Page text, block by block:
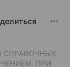
СПРАВОЧНЫХ
ПРИ